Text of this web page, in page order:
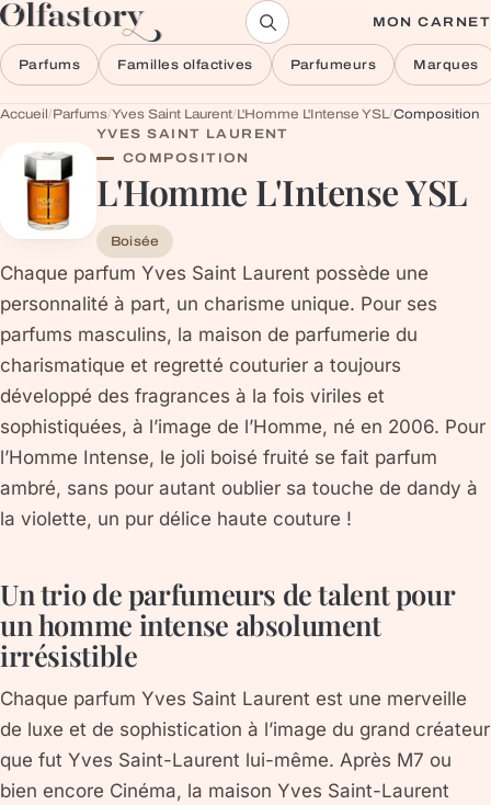
Aller au contenu MON CARNET
Parfums Familles olfactives Parfumeurs Marques
Accueil/Parfums/Yves Saint Laurent/L'Homme L'Intense YSL/Composition
YVES SAINT LAURENT
COMPOSITION
L'Homme L'Intense YSL
Boisée
Chaque parfum Yves Saint Laurent possède une
personnalité à part, un charisme unique. Pour ses
parfums masculins, la maison de parfumerie du
charismatique et regretté couturier a toujours
développé des fragrances à la fois viriles et
sophistiquées, à l’image de l’Homme, né en 2006. Pour
l’Homme Intense, le joli boisé fruité se fait parfum
ambré, sans pour autant oublier sa touche de dandy à
la violette, un pur délice haute couture !
Un trio de parfumeurs de talent pour
un homme intense absolument
irrésistible
Chaque parfum Yves Saint Laurent est une merveille
de luxe et de sophistication à l’image du grand créateur
que fut Yves Saint-Laurent lui-même. Après M7 ou
bien encore Cinéma, la maison Yves Saint-Laurent